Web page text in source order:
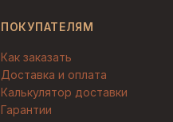
ПОКУПАТЕЛЯМ
Как заказать
Доставка и оплата
Калькулятор доставки
Гарантии